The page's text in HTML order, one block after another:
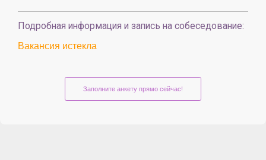
Подробная информация и запись на собеседование:
Вакансия истекла
Заполните анкету прямо сейчас!